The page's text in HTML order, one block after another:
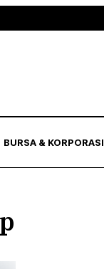
Rakyat
Riil
BURSA & KORPORASI
& BisnisBursa